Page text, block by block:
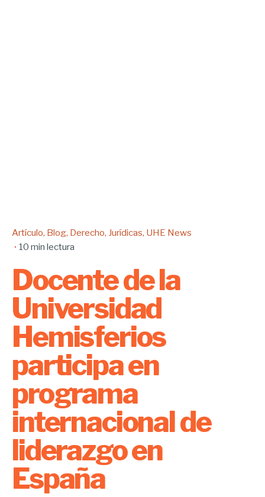
Artículo Blog Derecho Jurídicas UHE News
10 min lectura
Docente de la
Universidad
Hemisferios
participa en
programa
internacional de
liderazgo en
España